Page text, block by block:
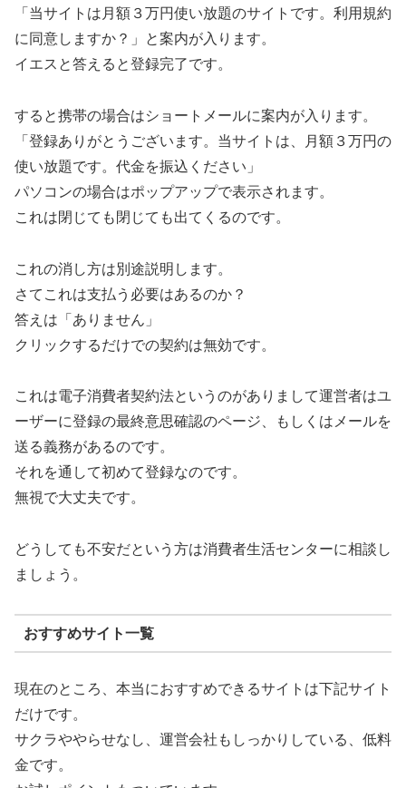
「当サイトは月額３万円使い放題のサイトです。利用規約
に同意しますか？」と案内が入ります。
イエスと答えると登録完了です。
すると携帯の場合はショートメールに案内が入ります。
「登録ありがとうございます。当サイトは、月額３万円の
使い放題です。代金を振込ください」
パソコンの場合はポップアップで表示されます。
これは閉じても閉じても出てくるのです。
これの消し方は別途説明します。
さてこれは支払う必要はあるのか？
答えは「ありません」
クリックするだけでの契約は無効です。
これは電子消費者契約法というのがありまして運営者はユ
ーザーに登録の最終意思確認のページ、もしくはメールを
送る義務があるのです。
それを通して初めて登録なのです。
無視で大丈夫です。
どうしても不安だという方は消費者生活センターに相談し
ましょう。
おすすめサイト一覧
現在のところ、本当におすすめできるサイトは下記サイト
だけです。
サクラややらせなし、運営会社もしっかりしている、低料
金です。